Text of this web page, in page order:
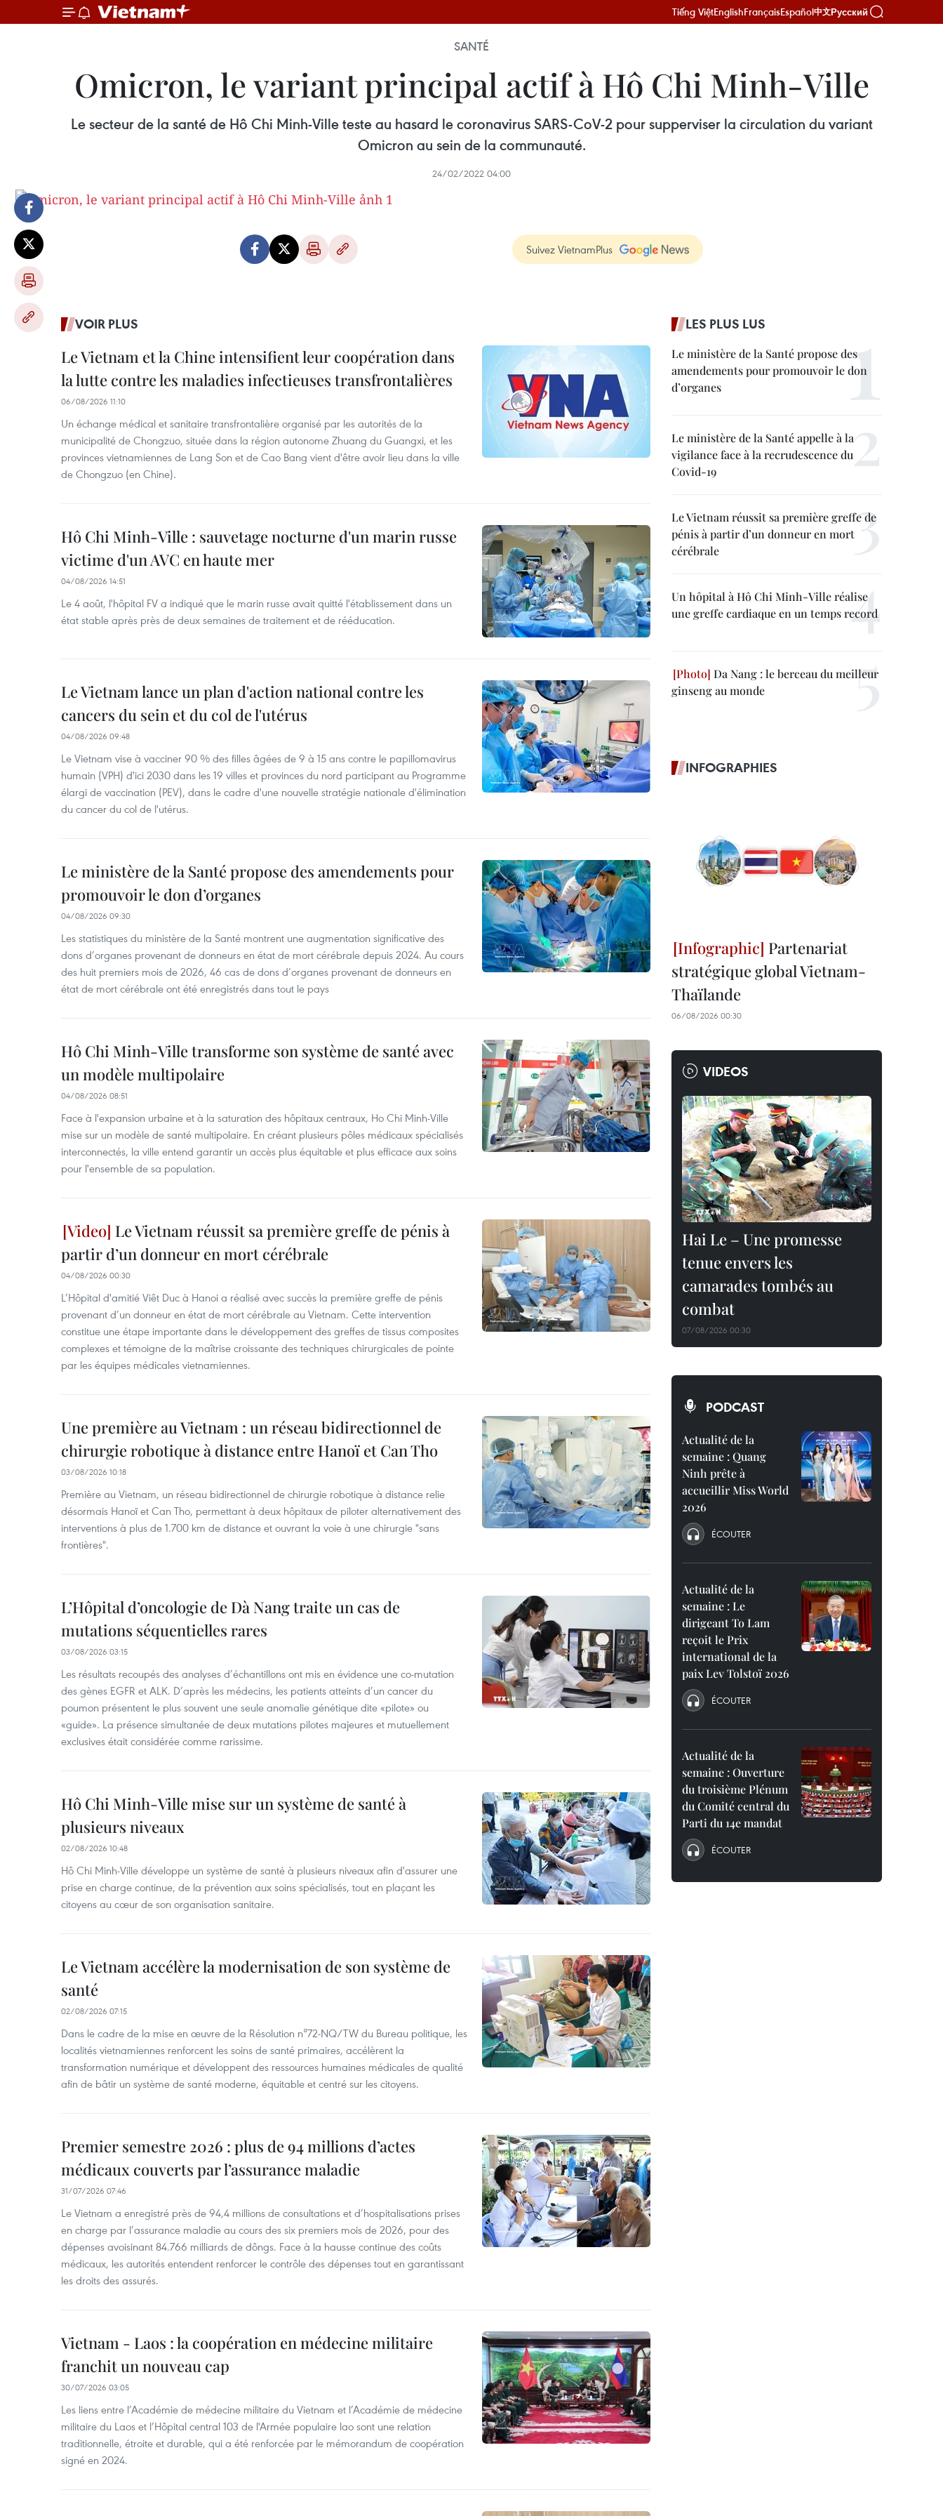
Tiếng ViệtEnglishFrançaisEspañol中文Русский
SANTÉ
Omicron, le variant principal actif à Hô Chi Minh-Ville
Le secteur de la santé de Hô Chi Minh-Ville teste au hasard le coronavirus SARS-CoV-2 pour supperviser la circulation du variant
Omicron au sein de la communauté.
24/02/2022 04:00
Suivez VietnamPlus
VOIR PLUS
Le Vietnam et la Chine intensifient leur coopération dans
la lutte contre les maladies infectieuses transfrontalières
06/08/2026 11:10
Un échange médical et sanitaire transfrontalière organisé par les autorités de la
municipalité de Chongzuo, située dans la région autonome Zhuang du Guangxi, et les
provinces vietnamiennes de Lang Son et de Cao Bang vient d'être avoir lieu dans la ville
de Chongzuo (en Chine).
Hô Chi Minh-Ville : sauvetage nocturne d'un marin russe
victime d'un AVC en haute mer
04/08/2026 14:51
Le 4 août, l'hôpital FV a indiqué que le marin russe avait quitté l'établissement dans un
état stable après près de deux semaines de traitement et de rééducation.
Le Vietnam lance un plan d'action national contre les
cancers du sein et du col de l'utérus
04/08/2026 09:48
Le Vietnam vise à vacciner 90 % des filles âgées de 9 à 15 ans contre le papillomavirus
humain (VPH) d'ici 2030 dans les 19 villes et provinces du nord participant au Programme
élargi de vaccination (PEV), dans le cadre d'une nouvelle stratégie nationale d'élimination
du cancer du col de l'utérus.
Le ministère de la Santé propose des amendements pour
promouvoir le don d’organes
04/08/2026 09:30
Les statistiques du ministère de la Santé montrent une augmentation significative des
dons d’organes provenant de donneurs en état de mort cérébrale depuis 2024. Au cours
des huit premiers mois de 2026, 46 cas de dons d’organes provenant de donneurs en
état de mort cérébrale ont été enregistrés dans tout le pays
Hô Chi Minh-Ville transforme son système de santé avec
un modèle multipolaire
04/08/2026 08:51
Face à l'expansion urbaine et à la saturation des hôpitaux centraux, Ho Chi Minh-Ville
mise sur un modèle de santé multipolaire. En créant plusieurs pôles médicaux spécialisés
interconnectés, la ville entend garantir un accès plus équitable et plus efficace aux soins
pour l'ensemble de sa population.
Le Vietnam réussit sa première greffe de pénis à
partir d’un donneur en mort cérébrale
04/08/2026 00:30
L’Hôpital d'amitié Viêt Duc à Hanoi a réalisé avec succès la première greffe de pénis
provenant d’un donneur en état de mort cérébrale au Vietnam. Cette intervention
constitue une étape importante dans le développement des greffes de tissus composites
complexes et témoigne de la maîtrise croissante des techniques chirurgicales de pointe
par les équipes médicales vietnamiennes.
Une première au Vietnam : un réseau bidirectionnel de
chirurgie robotique à distance entre Hanoï et Can Tho
03/08/2026 10:18
Première au Vietnam, un réseau bidirectionnel de chirurgie robotique à distance relie
désormais Hanoï et Can Tho, permettant à deux hôpitaux de piloter alternativement des
interventions à plus de 1.700 km de distance et ouvrant la voie à une chirurgie "sans
frontières".
L’Hôpital d’oncologie de Dà Nang traite un cas de
mutations séquentielles rares
03/08/2026 03:15
Les résultats recoupés des analyses d’échantillons ont mis en évidence une co-mutation
des gènes EGFR et ALK. D’après les médecins, les patients atteints d’un cancer du
poumon présentent le plus souvent une seule anomalie génétique dite «pilote» ou
«guide». La présence simultanée de deux mutations pilotes majeures et mutuellement
exclusives était considérée comme rarissime.
Hô Chi Minh-Ville mise sur un système de santé à
plusieurs niveaux
02/08/2026 10:48
Hô Chi Minh-Ville développe un système de santé à plusieurs niveaux afin d'assurer une
prise en charge continue, de la prévention aux soins spécialisés, tout en plaçant les
citoyens au cœur de son organisation sanitaire.
Le Vietnam accélère la modernisation de son système de
santé
02/08/2026 07:15
Dans le cadre de la mise en œuvre de la Résolution n°72-NQ/TW du Bureau politique, les
localités vietnamiennes renforcent les soins de santé primaires, accélèrent la
transformation numérique et développent des ressources humaines médicales de qualité
afin de bâtir un système de santé moderne, équitable et centré sur les citoyens.
Premier semestre 2026 : plus de 94 millions d’actes
médicaux couverts par l’assurance maladie
31/07/2026 07:46
Le Vietnam a enregistré près de 94,4 millions de consultations et d’hospitalisations prises
en charge par l’assurance maladie au cours des six premiers mois de 2026, pour des
dépenses avoisinant 84.766 milliards de dôngs. Face à la hausse continue des coûts
médicaux, les autorités entendent renforcer le contrôle des dépenses tout en garantissant
les droits des assurés.
Vietnam - Laos : la coopération en médecine militaire
franchit un nouveau cap
30/07/2026 03:05
Les liens entre l’Académie de médecine militaire du Vietnam et l’Académie de médecine
militaire du Laos et l’Hôpital central 103 de l'Armée populaire lao sont une relation
traditionnelle, étroite et durable, qui a été renforcée par le mémorandum de coopération
signé en 2024.
LES PLUS LUS
Le ministère de la Santé propose des
amendements pour promouvoir le don
d’organes
Le ministère de la Santé appelle à la
vigilance face à la recrudescence du
Covid-19
Le Vietnam réussit sa première greffe de
pénis à partir d’un donneur en mort
cérébrale
Un hôpital à Hô Chi Minh-Ville réalise
une greffe cardiaque en un temps record
Da Nang : le berceau du meilleur
ginseng au monde
INFOGRAPHIES
Partenariat
stratégique global Vietnam-
Thaïlande
06/08/2026 00:30
VIDEOS
Hai Le – Une promesse
tenue envers les
camarades tombés au
combat
07/08/2026 00:30
PODCAST
Actualité de la
semaine : Quang
Ninh prête à
accueillir Miss World
2026
ÉCOUTER
Actualité de la
semaine : Le
dirigeant To Lam
reçoit le Prix
international de la
paix Lev Tolstoï 2026
ÉCOUTER
Actualité de la
semaine : Ouverture
du troisième Plénum
du Comité central du
Parti du 14e mandat
ÉCOUTER